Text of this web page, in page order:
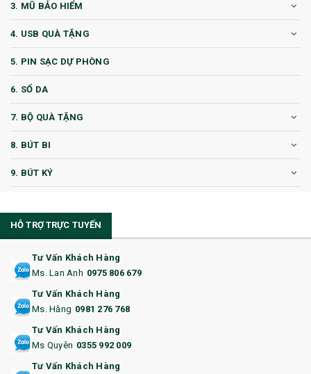
3. MŨ BẢO HIỂM
4. USB QUÀ TẶNG
5. PIN SẠC DỰ PHÒNG
6. SỔ DA
7. BỘ QUÀ TẶNG
8. BÚT BI
9. BÚT KÝ
11. CỐC/BÌNH GIỮ NHIỆT
12. BÌNH NƯỚC
14. HỘP/VÍ ĐỰNG NAMECARD
15. BỘ BẤM MÓNG
16. BAO HỘ CHIẾU
HỖ TRỢ TRỰC TUYẾN
Tư Vấn Khách Hàng
Ms. Lan Anh 0975 806 679
Tư Vấn Khách Hàng
Ms. Hằng 0981 276 768
Tư Vấn Khách Hàng
Ms Quyên 0355 992 009
Tư Vấn Khách Hàng